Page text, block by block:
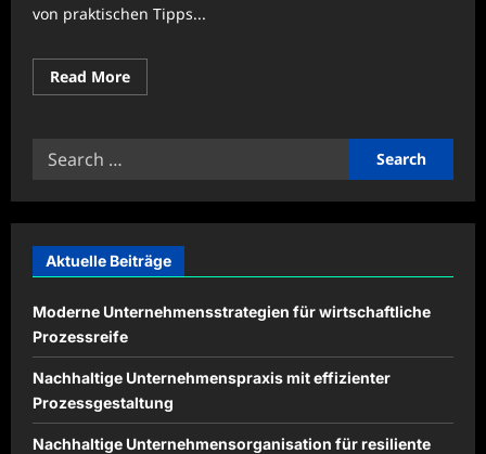
von praktischen Tipps...
Read MoreRead
more
Search
Aktuelle Beiträge
Moderne Unternehmensstrategien für wirtschaftliche
Prozessreife
Nachhaltige Unternehmenspraxis mit effizienter
Prozessgestaltung
Nachhaltige Unternehmensorganisation für resiliente